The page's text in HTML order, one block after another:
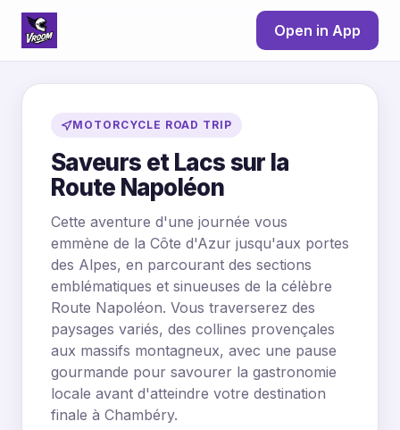
Open in App
MOTORCYCLE ROAD TRIP
Saveurs et Lacs sur la
Route Napoléon
Cette aventure d'une journée vous
emmène de la Côte d'Azur jusqu'aux portes
des Alpes, en parcourant des sections
emblématiques et sinueuses de la célèbre
Route Napoléon. Vous traverserez des
paysages variés, des collines provençales
aux massifs montagneux, avec une pause
gourmande pour savourer la gastronomie
locale avant d'atteindre votre destination
finale à Chambéry.